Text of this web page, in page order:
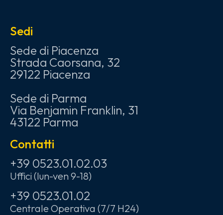
Sedi
Sede di Piacenza
Strada Caorsana, 32
29122 Piacenza
Sede di Parma
Via Benjamin Franklin, 31
43122 Parma
Contatti
+39 0523.01.02.03
Uffici (lun-ven 9-18)
+39 0523.01.02
Centrale Operativa (7/7 H24)